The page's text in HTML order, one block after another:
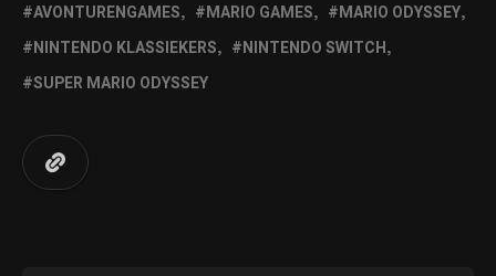
AVONTURENGAMES MARIO GAMES
MARIO ODYSSEY
NINTENDO KLASSIEKERS
NINTENDO SWITCH
SUPER MARIO ODYSSEY